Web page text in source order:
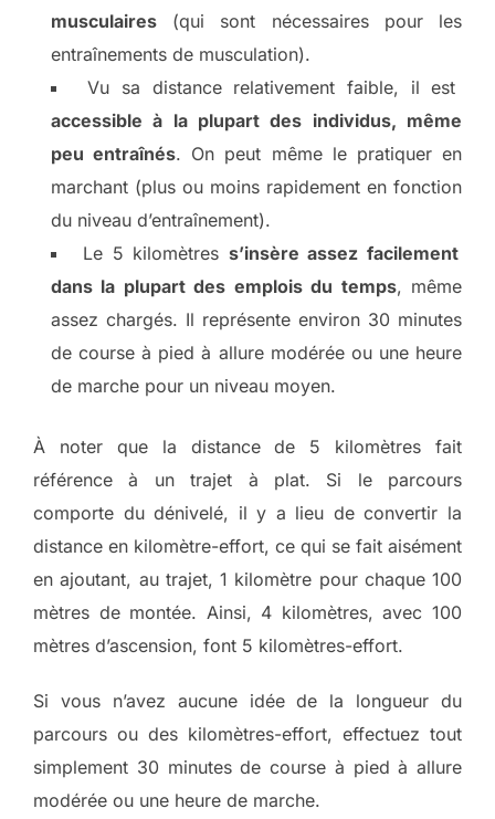
musculaires (qui sont nécessaires pour les
entraînements de musculation).
Vu sa distance relativement faible, il est
accessible à la plupart des individus, même
peu entraînés. On peut même le pratiquer en
marchant (plus ou moins rapidement en fonction
du niveau d’entraînement).
Le 5 kilomètres s’insère assez facilement
dans la plupart des emplois du temps, même
assez chargés. Il représente environ 30 minutes
de course à pied à allure modérée ou une heure
de marche pour un niveau moyen.
À noter que la distance de 5 kilomètres fait
référence à un trajet à plat. Si le parcours
comporte du dénivelé, il y a lieu de convertir la
distance en kilomètre-effort, ce qui se fait aisément
en ajoutant, au trajet, 1 kilomètre pour chaque 100
mètres de montée. Ainsi, 4 kilomètres, avec 100
mètres d’ascension, font 5 kilomètres-effort.
Si vous n’avez aucune idée de la longueur du
parcours ou des kilomètres-effort, effectuez tout
simplement 30 minutes de course à pied à allure
modérée ou une heure de marche.